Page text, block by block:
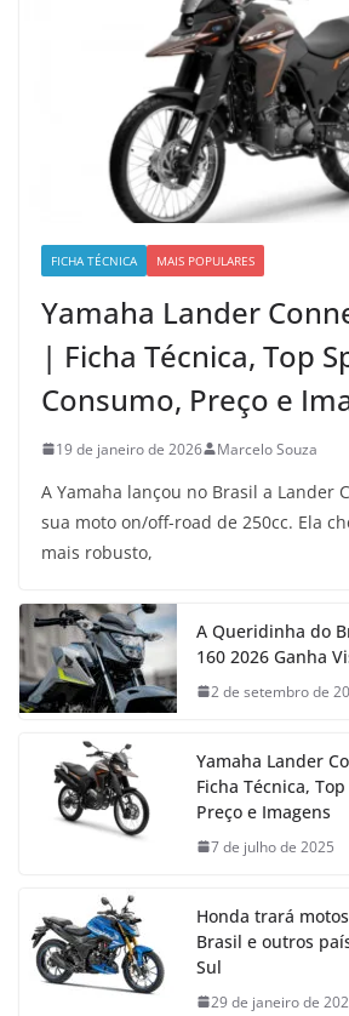
FICHA TÉCNICA MAIS POPULARES
Yamaha Lander
| Ficha Técnica, Top
Consumo, Preço e
19 de janeiro de 2026 Marcelo Souza
A Yamaha lançou no Brasil a Lander
sua moto on/off-road de 250cc. Ela
mais robusto,
A Queridinha do
160 2026 Ganha
2 de setembro de
Yamaha Lander
Ficha Técnica,
Preço e Imagens
7 de julho de 2025
Honda trará
Brasil e outros
Sul
29 de janeiro de